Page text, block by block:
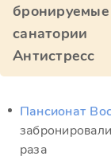
бронируемые
санатории
Антистресс
Пансионат
раза